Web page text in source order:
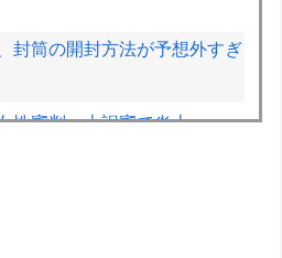
封筒の開封方法が予想外すぎ
性審判、大誤審で炎上